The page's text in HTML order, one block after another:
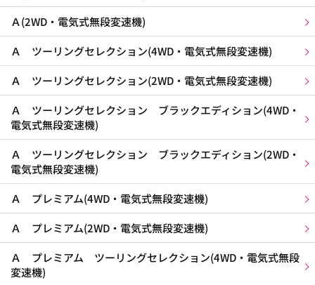
Ａ(2WD・電気式無段変速機)
Ａ ツーリングセレクション(4WD・電気式無段変速機)
Ａ ツーリングセレクション(2WD・電気式無段変速機)
Ａ ツーリングセレクション ブラックエディション(4WD・
電気式無段変速機)
Ａ ツーリングセレクション ブラックエディション(2WD・
電気式無段変速機)
Ａ プレミアム(4WD・電気式無段変速機)
Ａ プレミアム(2WD・電気式無段変速機)
Ａ プレミアム ツーリングセレクション(4WD・電気式無段
変速機)